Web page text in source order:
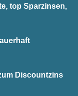
top Sparzinsen,
Discountzins